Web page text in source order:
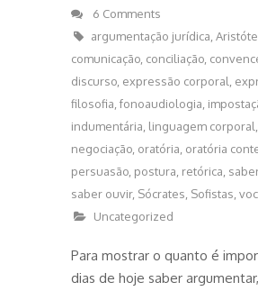
6 Comments
argumentação jurídica,
comunicação, conciliação,
discurso, expressão corporal,
filosofia, fonoaudiologia,
indumentária, linguagem corporal,
negociação, oratória, oratória
persuasão, postura, retórica,
saber ouvir, Sócrates, Sofistas,
Uncategorized
Para mostrar o quanto é
dias de hoje saber